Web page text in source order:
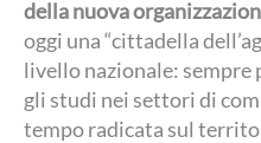
della nuova
oggi una “cittadella
livello nazionale: sempre
gli studi nei settori di
tempo radicata sul